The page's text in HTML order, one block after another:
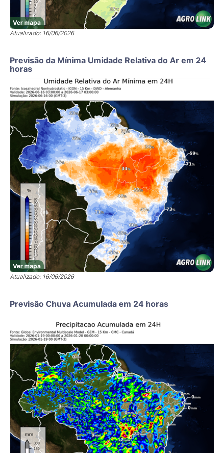
Ver mapa
Atualizado: 16/06/2026
Previsão da Mínima Umidade Relativa do Ar em 24
horas
Ver mapa
Atualizado: 16/06/2026
Previsão Chuva Acumulada em 24 horas